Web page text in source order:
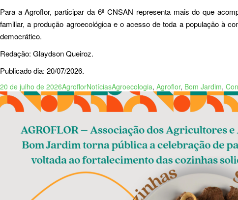
Para a Agroflor, participar da 6ª CNSAN representa mais do que
familiar, a produção agroecológica e o acesso de toda a população à
democrático.
Redação: Glaydson Queiroz.
Publicado dia: 20/07/2026.
20 de julho de 2026AgroflorNotíciasAgroecologia, Agroflor, Bom Jardim,